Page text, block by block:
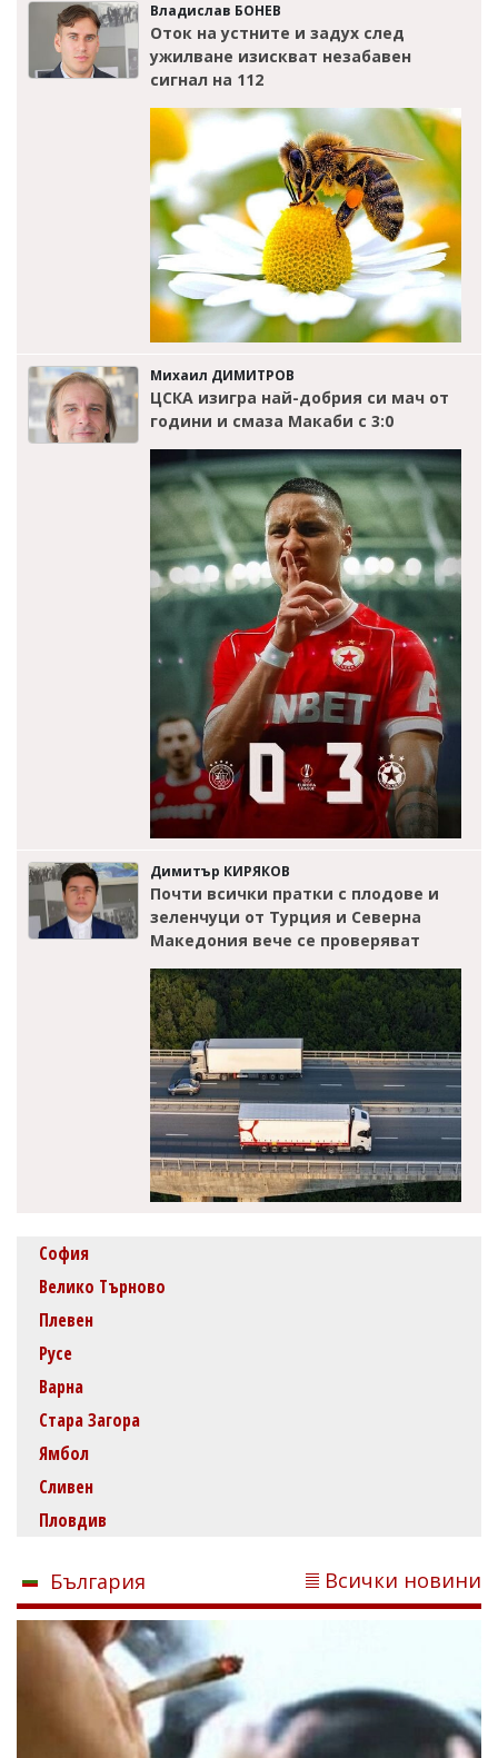
Владислав БОНЕВ
Оток на устните и задух след
ужилване изискват незабавен
сигнал на 112
Михаил ДИМИТРОВ
ЦСКА изигра най-добрия си мач от
години и смаза Макаби с 3:0
Димитър КИРЯКОВ
Почти всички пратки с плодове и
зеленчуци от Турция и Северна
Македония вече се проверяват
София
Велико Търново
Плевен
Русе
Варна
Стара Загора
Ямбол
Сливен
Пловдив
България Всички новини